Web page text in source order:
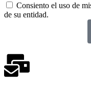
Consiento el uso de
de su entidad.